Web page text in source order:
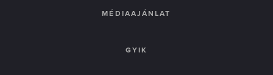
MÉDIAAJÁNLAT
GYIK